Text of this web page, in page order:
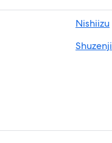
Nishiizu
Shuzenji